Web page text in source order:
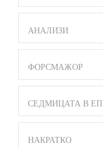
АНАЛИЗИ
ФОРСМАЖОР
СЕДМИЦАТА В ЕП
НАКРАТКО